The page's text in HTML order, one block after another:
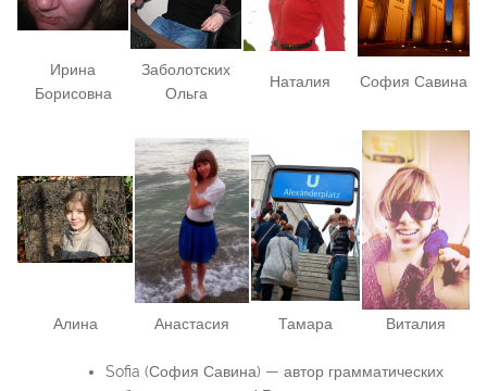
Ирина
Борисовна
Заболотских
Ольга
Наталия София Савина
Алина Анастасия Тамара Виталия
Sofia (София Савина) — автор грамматических